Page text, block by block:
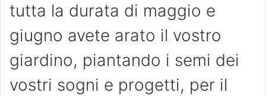
tutta la durata di maggio e
giugno avete arato il vostro
giardino, piantando i semi dei
vostri sogni e progetti, per il